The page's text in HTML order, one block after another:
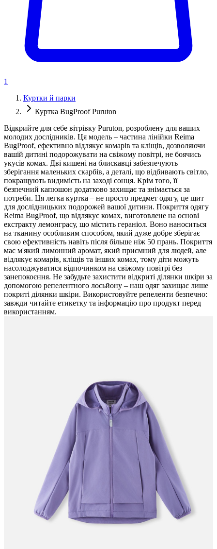
1
Куртки й парки
Куртка BugProof Puruton
Відкрийте для себе вітрівку Puruton, розроблену для ваших
молодих дослідників. Ця модель – частина лінійки Reima
BugProof, ефективно відлякує комарів та кліщів, дозволяючи
вашій дитині подорожувати на свіжому повітрі, не боячись
укусів комах. Дві кишені на блискавці забезпечують
зберігання маленьких скарбів, а деталі, що відбивають світло,
покращують видимість на заході сонця. Крім того, її
безпечний капюшон додатково захищає та знімається за
потреби. Ця легка куртка – не просто предмет одягу, це щит
для дослідницьких подорожей вашої дитини. Покриття одягу
Reima BugProof, що відлякує комах, виготовлене на основі
екстракту лемонграсу, що містить гераніол. Воно наноситься
на тканину особливим способом, який дуже добре зберігає
свою ефективність навіть після більше ніж 50 прань. Покриття
має м'який лимонний аромат, який приємний для людей, але
відлякує комарів, кліщів та інших комах, тому діти можуть
насолоджуватися відпочинком на свіжому повітрі без
занепокоєння. Не забудьте захистити відкриті ділянки шкіри за
допомогою репелентного лосьйону – наш одяг захищає лише
покриті ділянки шкіри. Використовуйте репеленти безпечно:
завжди читайте етикетку та інформацію про продукт перед
використанням.